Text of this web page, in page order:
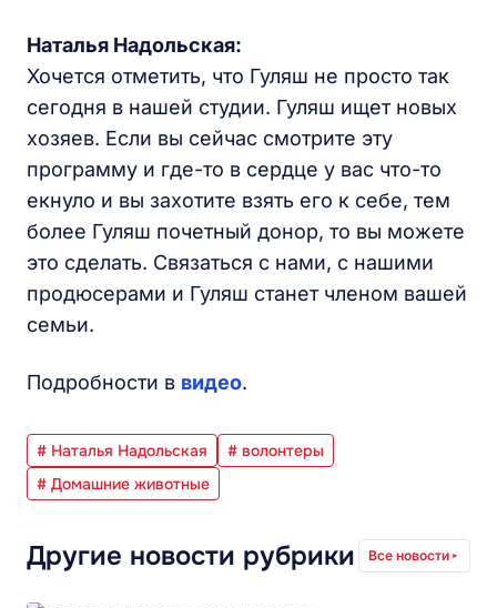
Наталья Надольская:
Хочется отметить, что Гуляш не просто так
сегодня в нашей студии. Гуляш ищет новых
хозяев. Если вы сейчас смотрите эту
программу и где-то в сердце у вас что-то
екнуло и вы захотите взять его к себе, тем
более Гуляш почетный донор, то вы можете
это сделать. Связаться с нами, с нашими
продюсерами и Гуляш станет членом вашей
семьи.
Подробности в видео.
# Наталья Надольская
# волонтеры
# Домашние животные
Другие новости рубрики Все новости